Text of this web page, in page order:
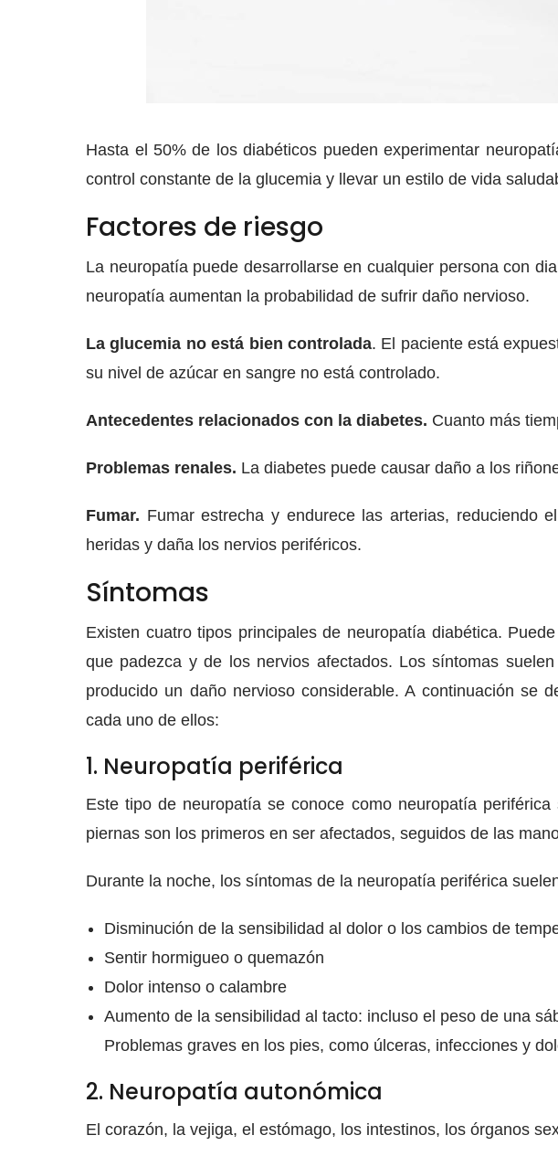
Hasta el 50% de los diabéticos pueden experimentar
control constante de la glucemia y llevar un estilo de vida
Factores de riesgo
La neuropatía puede desarrollarse en cualquier persona con
neuropatía aumentan la probabilidad de sufrir daño nervioso.
La glucemia no está bien controlada. El paciente está
su nivel de azúcar en sangre no está controlado.
Antecedentes relacionados con la diabetes. Cuanto más
Problemas renales. La diabetes puede causar daño a los
Fumar. Fumar estrecha y endurece las arterias, reduciendo
heridas y daña los nervios periféricos.
Síntomas
Existen cuatro tipos principales de neuropatía diabética.
que padezca y de los nervios afectados. Los síntomas
producido un daño nervioso considerable. A continuación se
cada uno de ellos:
1. Neuropatía periférica
Este tipo de neuropatía se conoce como neuropatía
piernas son los primeros en ser afectados, seguidos de las
Durante la noche, los síntomas de la neuropatía periférica
Disminución de la sensibilidad al dolor o los cambios de
Sentir hormigueo o quemazón
Dolor intenso o calambre
Aumento de la sensibilidad al tacto: incluso el peso de una
Problemas graves en los pies, como úlceras, infecciones y
2. Neuropatía autonómica
El corazón, la vejiga, el estómago, los intestinos, los órganos